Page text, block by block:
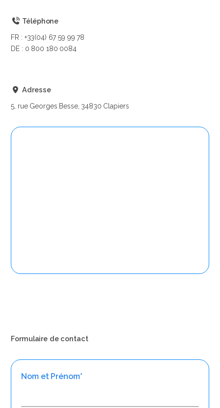
Téléphone
FR : +33(04) 67 59 99 78
DE : 0 800 180 0084
Adresse
5, rue Georges Besse, 34830 Clapiers
Formulaire de contact
Nom et Prénom*